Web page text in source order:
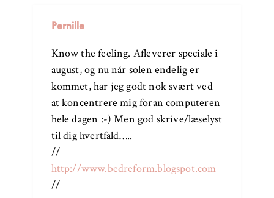
Pernille
Know the feeling. Afleverer speciale i
august, og nu når solen endelig er
kommet, har jeg godt nok svært ved
at koncentrere mig foran computeren
hele dagen :-) Men god skrive/læselyst
til dig hvertfald…..
//
http://www.bedreform.blogspot.com
//